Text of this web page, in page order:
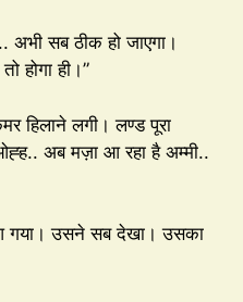
अभी सब ठीक हो जाएगा।
होगा ही।”
हिलाने लगी। लण्ड पूरा
अब मज़ा आ रहा है अम्मी..
गया। उसने सब देखा। उसका